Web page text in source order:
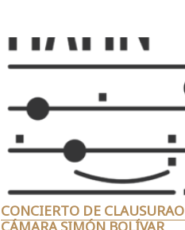
CONCIERTO DE
CÁMARA SIMÓN BOLÍVAR